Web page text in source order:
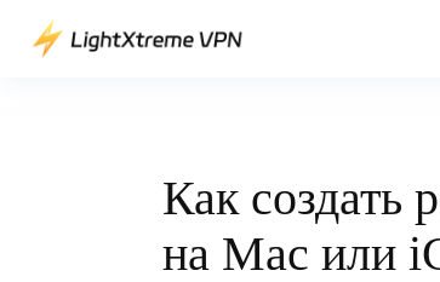
Перейти
Как создать
на Mac или